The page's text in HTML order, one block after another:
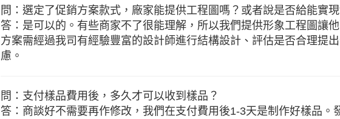
問：選定了促銷方案款式，廠家能提供工程圖嗎？或者說是否給能實
答：是可以的。有些商家不了很能理解，所以我們提供形象工程圖讓
方案需經過我司有經驗豐富的設計師進行結構設計、評估是否合理提
慮。
問：支付樣品費用後，多久才可以收到樣品？
答：商談好不需要再作修改，我們在支付費用後1-3天是制作好樣品。